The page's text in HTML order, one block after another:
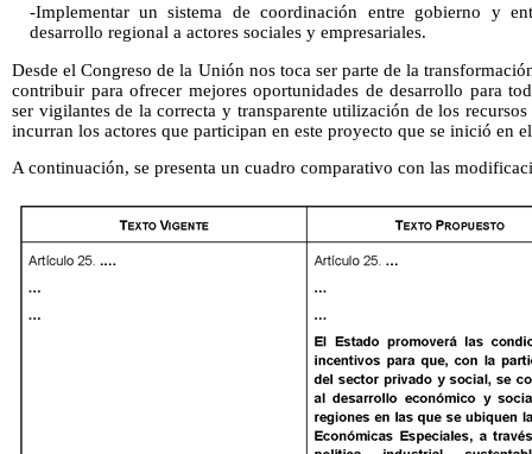
-Implementar un sistema de coordinación entre gobierno y
desarrollo regional a actores sociales y empresariales.
Desde el Congreso de la Unión nos toca ser parte de la
contribuir para ofrecer mejores oportunidades de desarrollo para
ser vigilantes de la correcta y transparente utilización de los
incurran los actores que participan en este proyecto que se inició en
A continuación, se presenta un cuadro comparativo con las